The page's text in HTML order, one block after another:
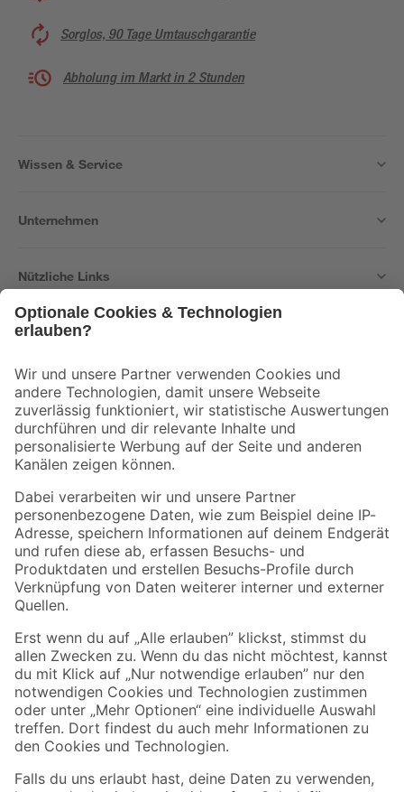
Sorglos, 90 Tage Umtauschgarantie
Abholung im Markt in 2 Stunden
Wissen & Service
Unternehmen
Nützliche Links
Der toom Newsletter: Keine Angebote und Aktionen mehr verpassen!
Zur Newsletter Anmeldung
Folge uns
Zahlungsarten Versandarten
Sicher einkaufen
Jetzt die toom-App herunterladen